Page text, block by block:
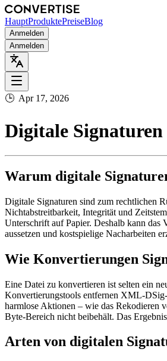
HauptProduktePreiseBlog
Anmelden
Anmelden
🕒 Apr 17, 2026
Digitale
Warum digitale
Digitale Signaturen sind zum rechtlichen
Nichtabstreitbarkeit, Integrität und
Unterschrift auf Papier. Deshalb kann das
aussetzen und kostspielige Nacharbeiten
Wie Konvertierungen
Eine Datei zu konvertieren ist selten ein
Konvertierungstools entfernen
harmlose Aktionen – wie das Rekodieren
Byte‑Bereich nicht beibehält. Das
Arten von digitalen